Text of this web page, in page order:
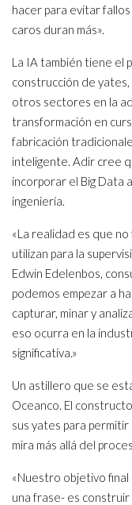
hacer para evitar
caros duran más».
La IA también tiene el
construcción de
otros sectores en la
transformación en
fabricación
inteligente. Adir cree
incorporar el Big Data
ingeniería.
«La realidad es que
utilizan para la
Edwin Edelenbos,
podemos empezar a
capturar, minar y
eso ocurra en la
significativa.»
Un astillero que se
Oceanco. El
sus yates para
mira más allá del
«Nuestro objetivo final
una frase- es